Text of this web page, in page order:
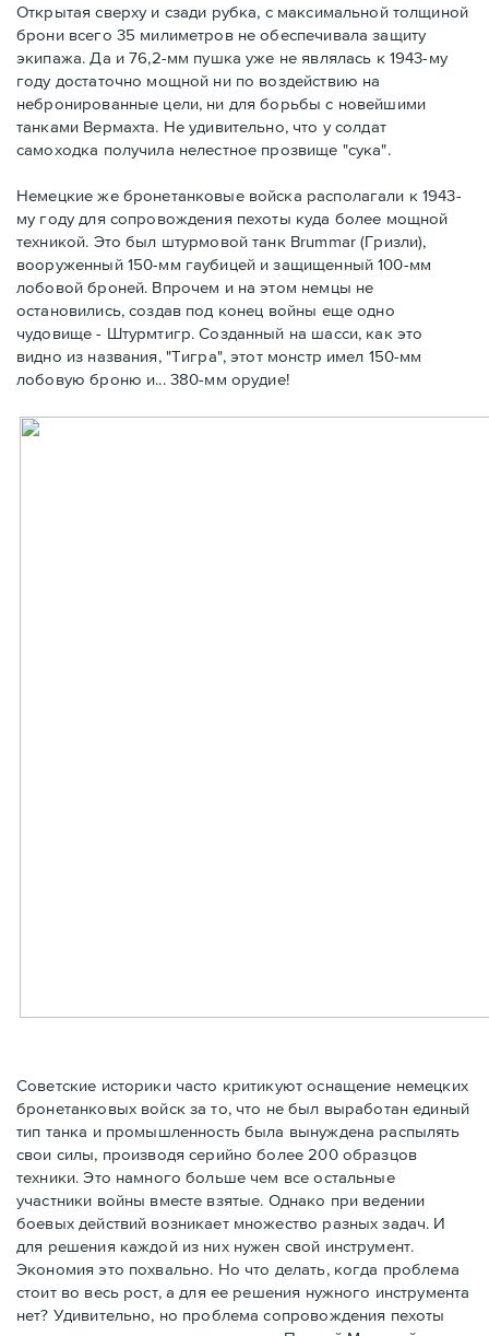
Открытая сверху и сзади рубка, с максимальной толщиной
брони всего 35 милиметров не обеспечивала защиту
экипажа. Да и 76,2-мм пушка уже не являлась к 1943-му
году достаточно мощной ни по воздействию на
небронированные цели, ни для борьбы с новейшими
танками Вермахта. Не удивительно, что у солдат
самоходка получила нелестное прозвище "сука".
Немецкие же бронетанковые войска располагали к 1943-
му году для сопровождения пехоты куда более мощной
техникой. Это был штурмовой танк Brummar (Гризли),
вооруженный 150-мм гаубицей и защищенный 100-мм
лобовой броней. Впрочем и на этом немцы не
остановились, создав под конец войны еще одно
чудовище - Штурмтигр. Созданный на шасси, как это
видно из названия, "Тигра", этот монстр имел 150-мм
лобовую броню и... 380-мм орудие!
Советские историки часто критикуют оснащение немецких
бронетанковых войск за то, что не был выработан единый
тип танка и промышленность была вынуждена распылять
свои силы, производя серийно более 200 образцов
техники. Это намного больше чем все остальные
участники войны вместе взятые. Однако при ведении
боевых действий возникает множество разных задач. И
для решения каждой из них нужен свой инструмент.
Экономия это похвально. Но что делать, когда проблема
стоит во весь рост, а для ее решения нужного инструмента
нет? Удивительно, но проблема сопровождения пехоты